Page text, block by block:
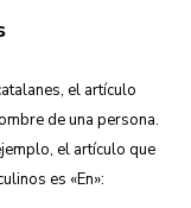
el artículo
de una persona.
el artículo que
es «En»: